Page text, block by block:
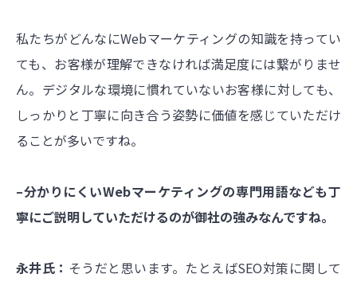
私たちがどんなにWebマーケティングの知識を持ってい
ても、お客様が理解できなければ満足度には繋がりませ
ん。デジタルな環境に慣れていないお客様に対しても、
しっかりと丁寧に向き合う姿勢に価値を感じていただけ
ることが多いですね。
–分かりにくいWebマーケティングの専門用語なども丁
寧にご説明していただけるのが御社の強みなんですね。
永井氏： そうだと思います。たとえばSEO対策に関して